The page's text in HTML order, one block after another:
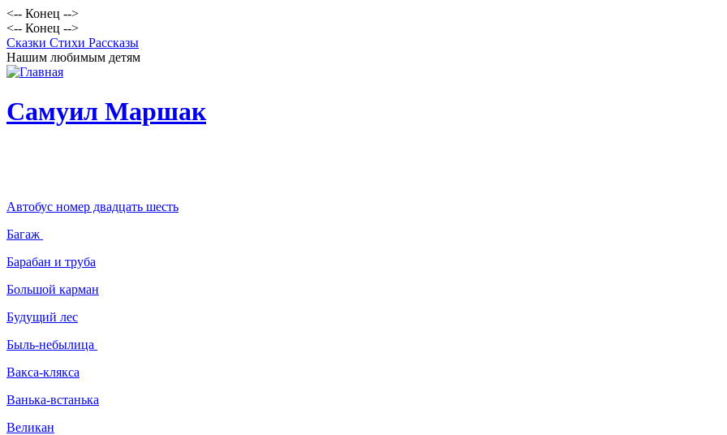
<-- Конец -->
<-- Конец -->
Сказки Стихи Рассказы
Нашим любимым детям
Самуил Маршак
Автобус номер двадцать шесть
Багаж
Барабан и труба
Большой карман
Будущий лес
Быль-небылица
Вакса-клякса
Ванька-встанька
Великан